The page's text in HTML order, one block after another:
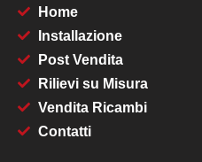
Home
Installazione
Post Vendita
Rilievi su Misura
Vendita Ricambi
Contatti